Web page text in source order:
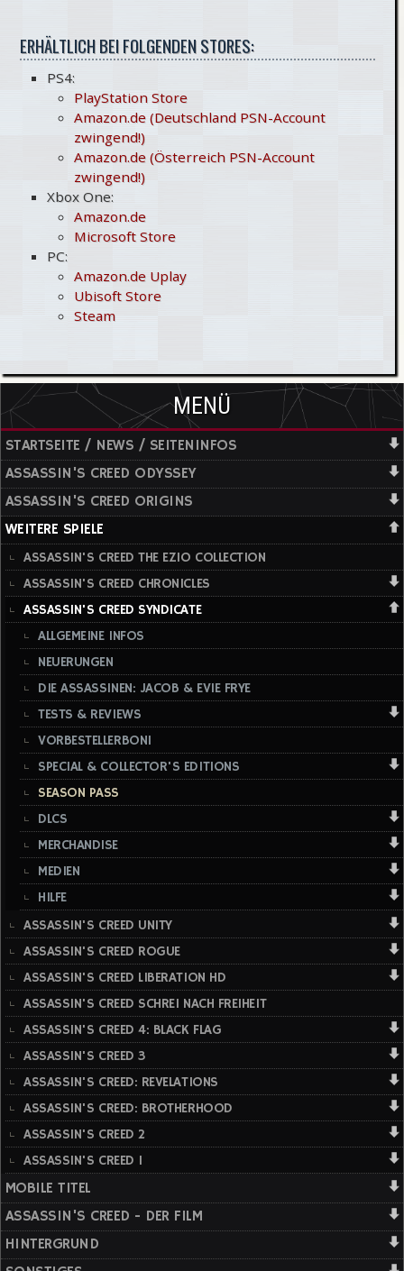
ERHÄLTLICH BEI FOLGENDEN STORES:
PS4:
PlayStation Store
Amazon.de (Deutschland PSN-Account
zwingend!)
Amazon.de (Österreich PSN-Account
zwingend!)
Xbox One:
Amazon.de
Microsoft Store
PC:
Amazon.de Uplay
Ubisoft Store
Steam
MENÜ
STARTSEITE / NEWS / SEITENINFOS
ASSASSIN'S CREED ODYSSEY
ASSASSIN'S CREED ORIGINS
WEITERE SPIELE
ASSASSIN'S CREED THE EZIO COLLECTION
ASSASSIN'S CREED CHRONICLES
ASSASSIN'S CREED SYNDICATE
ALLGEMEINE INFOS
NEUERUNGEN
DIE ASSASSINEN: JACOB & EVIE FRYE
TESTS & REVIEWS
VORBESTELLERBONI
SPECIAL & COLLECTOR'S EDITIONS
SEASON PASS
DLCS
MERCHANDISE
MEDIEN
HILFE
ASSASSIN'S CREED UNITY
ASSASSIN'S CREED ROGUE
ASSASSIN'S CREED LIBERATION HD
ASSASSIN'S CREED SCHREI NACH FREIHEIT
ASSASSIN'S CREED 4: BLACK FLAG
ASSASSIN'S CREED 3
ASSASSIN'S CREED: REVELATIONS
ASSASSIN'S CREED: BROTHERHOOD
ASSASSIN'S CREED 2
ASSASSIN'S CREED 1
MOBILE TITEL
ASSASSIN'S CREED - DER FILM
HINTERGRUND